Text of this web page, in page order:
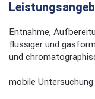
Entnahme,
flüssiger und
und
mobile